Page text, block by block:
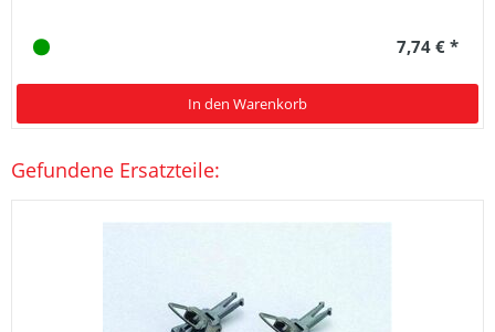
7,74 € *
In den Warenkorb
Gefundene Ersatzteile: